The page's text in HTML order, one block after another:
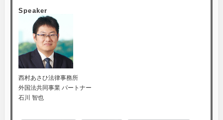
Speaker
西村あさひ法律事務所
外国法共同事業 パートナー
石川 智也